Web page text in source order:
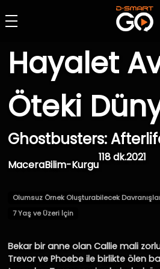
Hayalet
Öteki
Ghostbusters:
MaceraBilim-Kurgu
118 dk.2021
Olumsuz Örnek Oluşturabilecek
7 Yaş ve Üzeri İçin
Bekar bir anne olan Callie mali
Trevor ve Phoebe ile birlikte ölen